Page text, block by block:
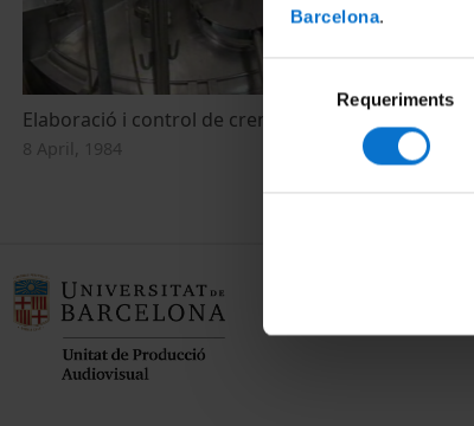
Barcelona.
de
consentiment
Requeriments
Elaboració i control de cremes i gels
8 April, 1984